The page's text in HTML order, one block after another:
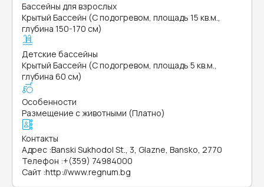
Бассейны для взрослых
Крытый Бассейн (С подогревом, площадь 15 кв.м.,
глубина 150-170 см)
Детские бассейны
Крытый Бассейн (С подогревом, площадь 5 кв.м.,
глубина 60 см)
Особенности
Размещение с животными (Платно)
Контакты
Адрес :Banski Sukhodol St., 3, Glazne, Bansko, 2770
Телефон :+(359) 74984000
Сайт :http://www.regnum.bg